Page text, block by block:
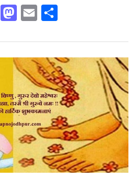
Facebook
Mastodon
Email